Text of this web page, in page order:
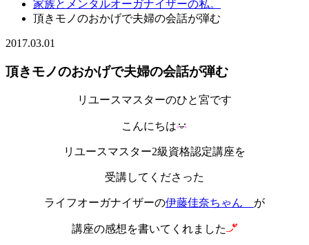
家族とメンタルオーガナイザーの私。
頂きモノのおかげで夫婦の会話が弾む
2017.03.01
頂きモノのおかげで夫婦の会話が弾む
リユースマスターのひと宮です
こんにちは
リユースマスター2級資格認定講座を
受講してくださった
ライフオーガナイザーの伊藤佳奈ちゃん が
講座の感想を書いてくれました